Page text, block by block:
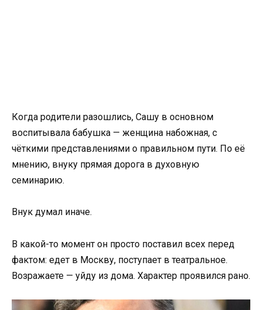
Когда родители разошлись, Сашу в основном
воспитывала бабушка — женщина набожная, с
чёткими представлениями о правильном пути. По её
мнению, внуку прямая дорога в духовную
семинарию.
Внук думал иначе.
В какой-то момент он просто поставил всех перед
фактом: едет в Москву, поступает в театральное.
Возражаете — уйду из дома. Характер проявился рано.